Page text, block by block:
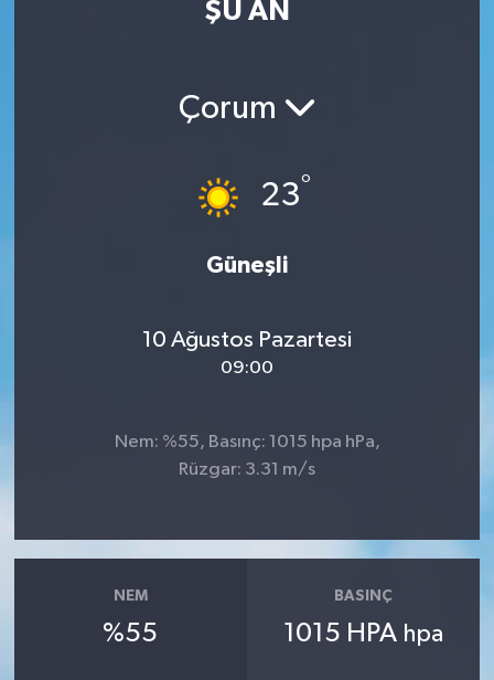
ŞU AN
Çorum
23°
Güneşli
10 Ağustos Pazartesi
09:00
Nem: %55, Basınç: 1015 hpa hPa,
Rüzgar: 3.31 m/s
NEM
%55
BASINÇ
1015 HPA hpa
YAŞAM